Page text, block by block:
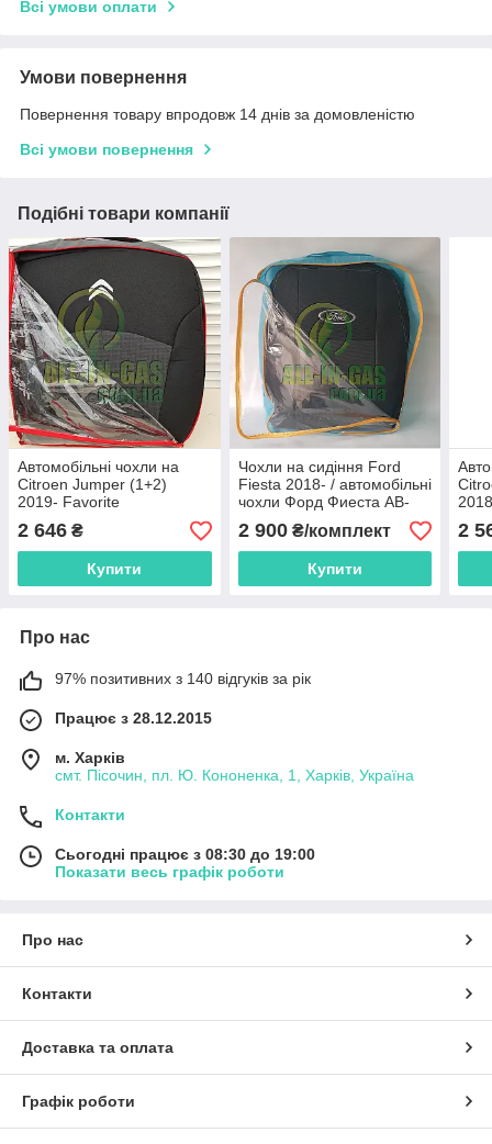
Всі умови оплати
Умови повернення
Повернення товару впродовж 14 днів за домовленістю
Всі умови повернення
Подібні товари компанії
Автомобільні чохли на
Citroen Jumper (1+2)
2019- Favorite
2 646 ₴
Купити
Чохли на сидіння Ford
Fiesta 2018- / автомобільні
чохли Форд Фиеста АВ-
Текс
2 900₴/комплект
Купити
2
Про нас
97% позитивних з 140 відгуків за рік
Працює з 28.12.2015
м. Харків
смт. Пісочин, пл. Ю. Кононенка, 1, Харків, Україна
Контакти
Сьогодні працює з 08:30 до 19:00
Показати весь графік роботи
Про нас
Контакти
Доставка та оплата
Графік роботи